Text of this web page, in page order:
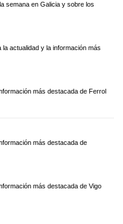
semana en Galicia y sobre los
actualidad y la información más
más destacada de Ferrol
más destacada de
más destacada de Vigo